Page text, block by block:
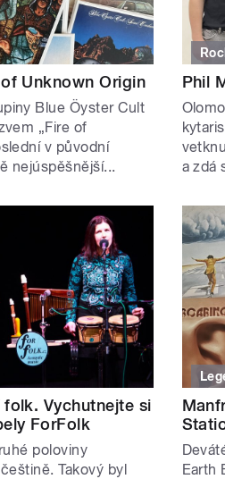
Unknown Origin
Blue Öyster Cult
„Fire of
v původní
nejúspěšnější...
Phil
a zdá
Vychutnejte si
ForFolk
poloviny
Takový byl
Earth